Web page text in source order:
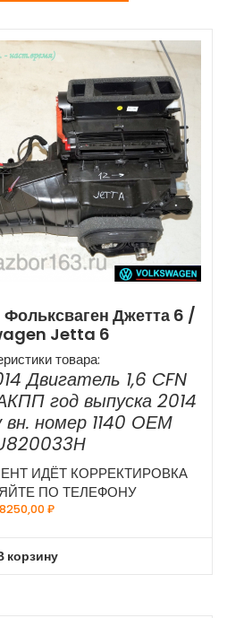
Джетта 6 /
Jetta 6
товара:
Двигатель 1,6 CFN
год выпуска 2014
номер 1140 ОЕМ
ИДЁТ КОРРЕКТИРОВКА
ПО ТЕЛЕФОНУ
8250,00₽
корзину